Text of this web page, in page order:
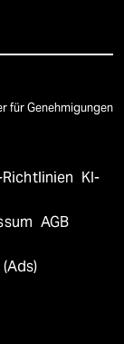
für Genehmigungen
KI-
AGB